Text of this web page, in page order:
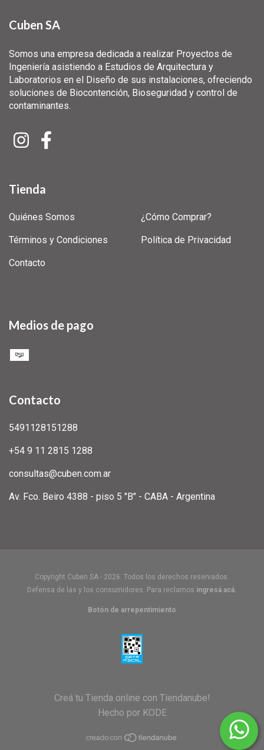
Cuben SA
Somos una empresa dedicada a realizar Proyectos de
Ingeniería asistiendo a Estudios de Arquitectura y
Laboratorios en el Diseño de sus instalaciones, ofreciendo
soluciones de Biocontención, Bioseguridad y control de
contaminantes.
Tienda
Quiénes Somos ¿Cómo Comprar?
Términos y Condiciones Política de Privacidad
Contacto
Medios de pago
Contacto
5491128151288
+54 9 11 2815 1288
consultas@cuben.com.ar
Av. Fco. Beiro 4388 - piso 5 "B" - CABA - Argentina
Copyright Cuben SA - 2026. Todos los derechos reservados.
Defensa de las y los consumidores. Para reclamos ingresá acá.
Botón de arrepentimiento
Creá tu Tienda online con Tiendanube!
Hecho por KODE